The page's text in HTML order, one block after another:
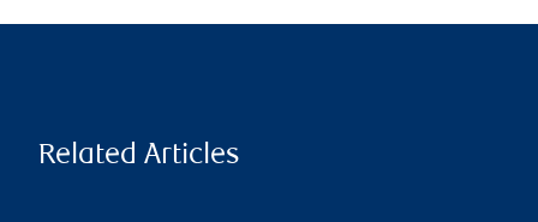
Related Articles